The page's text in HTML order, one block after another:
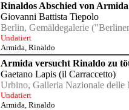
Rinaldos Abschied von Armida
Giovanni Battista Tiepolo
Berlin, Gemäldegalerie
Undatiert
Armida, Rinaldo
Armida versucht Rinaldo zu
Gaetano Lapis (il Carraccetto)
Urbino, Galleria Nazionale delle
Undatiert
Armida, Rinaldo